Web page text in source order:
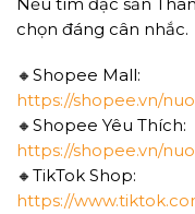
Nếu tìm đặc sản
chọn đáng cân nhắc.
🔸Shopee Mall:
https://shopee.vn/
🔸Shopee Yêu Thích:
https://shopee.vn/
🔸TikTok Shop:
https://